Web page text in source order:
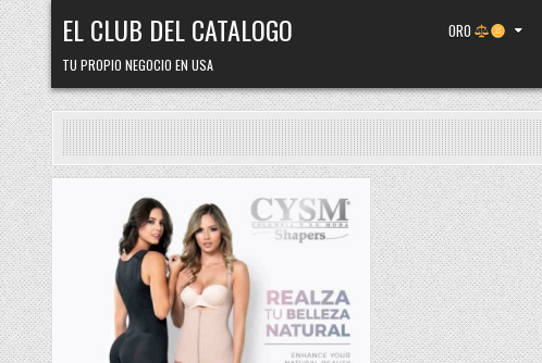
Skip
to
content
EL CLUB DEL CATALOGO
TU PROPIO NEGOCIO EN USA
ORO
Posted